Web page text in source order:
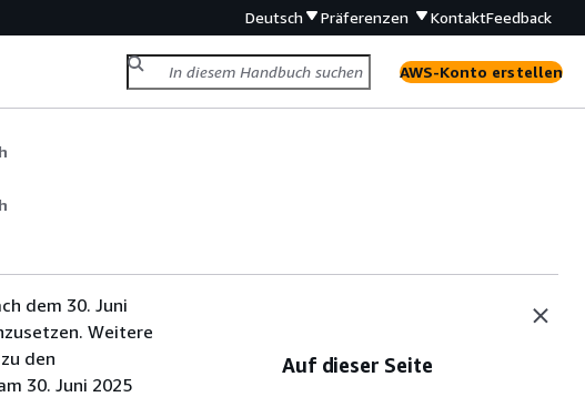
Deutsch Präferenzen KontaktFeedback
AWS-Konto erstellen
dem 30. Juni
Weitere
den
30. Juni 2025
Auf dieser Seite